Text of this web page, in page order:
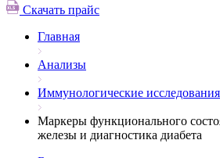
Скачать прайс
Главная
Анализы
Иммунологические исследования
Маркеры функционального
железы и диагностика диабета